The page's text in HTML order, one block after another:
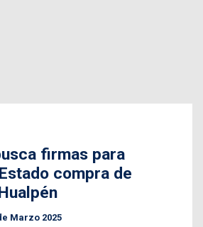
firmas para
compra de
Marzo 2025